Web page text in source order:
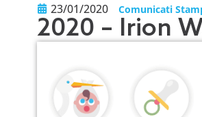
23/01/2020 Comunicati
2020 – Irion